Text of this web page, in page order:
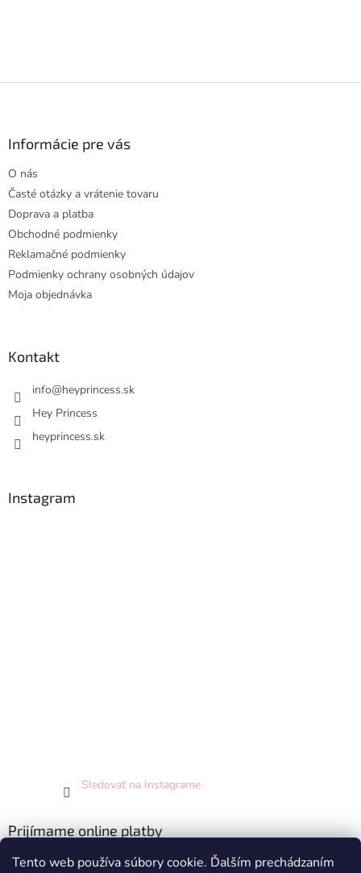
Tento web používa súbory cookie. Ďalším prechádzaním
Informácie pre vás
O nás
Časté otázky a vrátenie tovaru
Doprava a platba
Obchodné podmienky
Reklamačné podmienky
Podmienky ochrany osobných údajov
Moja objednávka
Kontakt
info@heyprincess.sk
Hey Princess
heyprincess.sk
Instagram
Sledovať na Instagrame
Prijímame online platby